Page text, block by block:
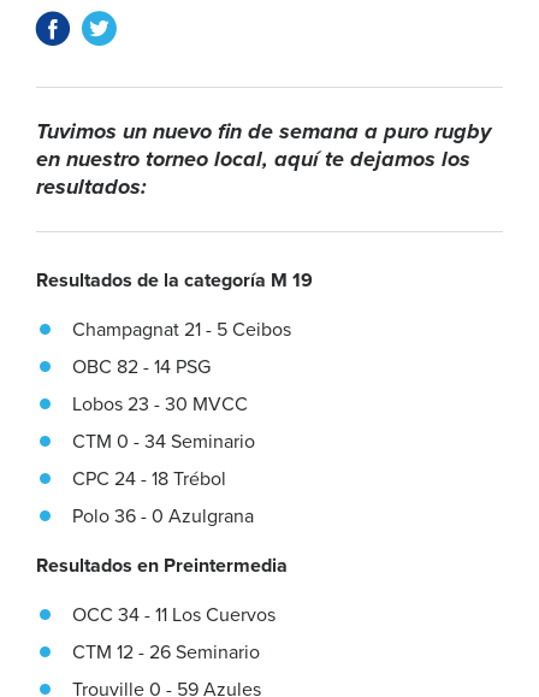
Tuvimos un nuevo fin de semana a puro rugby
en nuestro torneo local, aquí te dejamos los
resultados:
Resultados de la categoría M 19
Champagnat 21 - 5 Ceibos
OBC 82 - 14 PSG
Lobos 23 - 30 MVCC
CTM 0 - 34 Seminario
CPC 24 - 18 Trébol
Polo 36 - 0 Azulgrana
Resultados en Preintermedia
OCC 34 - 11 Los Cuervos
CTM 12 - 26 Seminario
Trouville 0 - 59 Azules